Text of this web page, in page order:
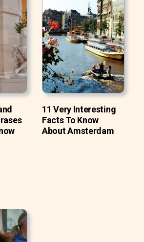
11 Very Interesting
Facts To Know
About Amsterdam